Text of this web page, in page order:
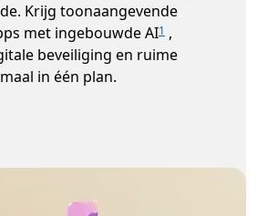
Krijg toonaangevende
met ingebouwde AI1 ,
beveiliging en ruime
in één plan.